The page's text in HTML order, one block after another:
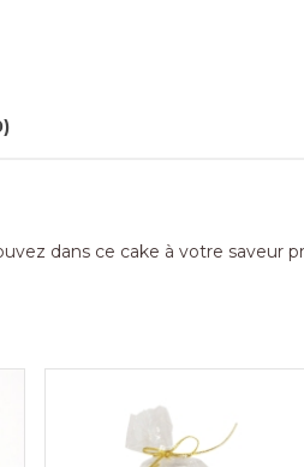
dans ce cake à votre saveur